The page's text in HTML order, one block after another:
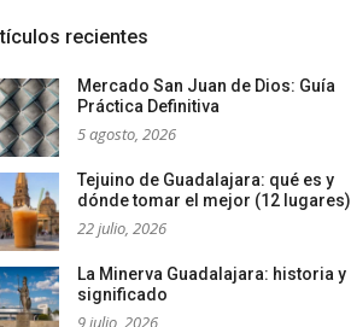
recientes
Mercado San Juan de Dios: Guía
Práctica Definitiva
5 agosto, 2026
Tejuino de Guadalajara: qué es y
dónde tomar el mejor (12 lugares)
22 julio, 2026
La Minerva Guadalajara: historia y
significado
9 julio, 2026